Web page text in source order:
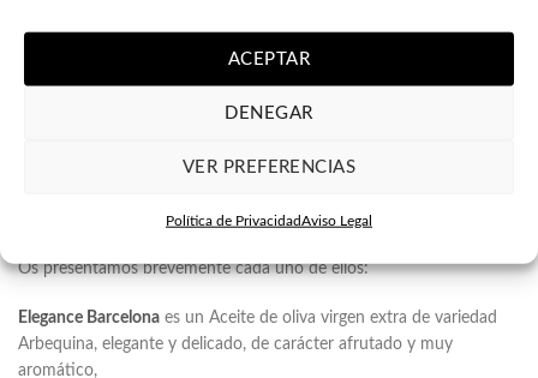
ACEPTAR
DENEGAR
VER PREFERENCIAS
Política de PrivacidadAviso Legal
Os presentamos brevemente cada uno de ellos:
Elegance Barcelona es un Aceite de oliva virgen extra de variedad
Arbequina, elegante y delicado, de carácter afrutado y muy
aromático,